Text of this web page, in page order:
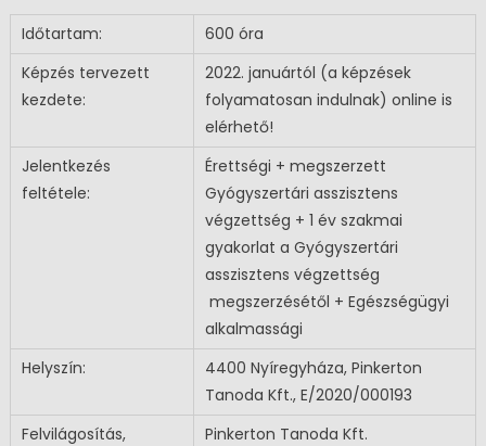
Időtartam:
600 óra
Képzés tervezett
kezdete:
2022. januártól (a képzések
folyamatosan indulnak) online is
elérhető!
Jelentkezés
feltétele:
Érettségi + megszerzett
Gyógyszertári asszisztens
végzettség + 1 év szakmai
gyakorlat a Gyógyszertári
asszisztens végzettség
megszerzésétől + Egészségügyi
alkalmassági
Helyszín:
4400 Nyíregyháza, Pinkerton
Tanoda Kft., E/2020/000193
Felvilágosítás,
Pinkerton Tanoda Kft.